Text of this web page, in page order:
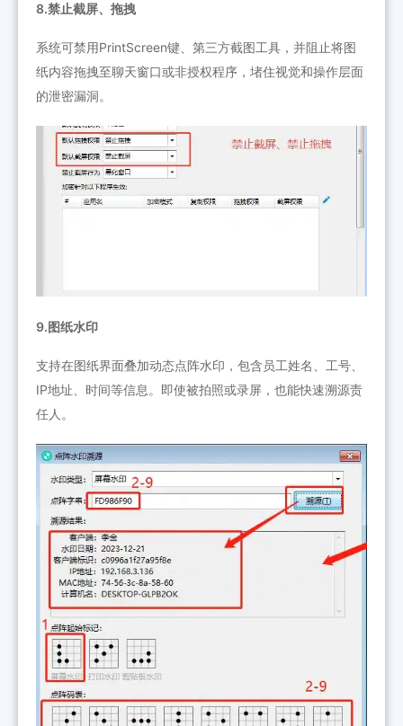
8.禁止截屏、拖拽
系统可禁用PrintScreen键、第三方截图工具，并阻止将图
纸内容拖拽至聊天窗口或非授权程序，堵住视觉和操作层面
的泄密漏洞。
9.图纸水印
支持在图纸界面叠加动态点阵水印，包含员工姓名、工号、
IP地址、时间等信息。即使被拍照或录屏，也能快速溯源责
任人。